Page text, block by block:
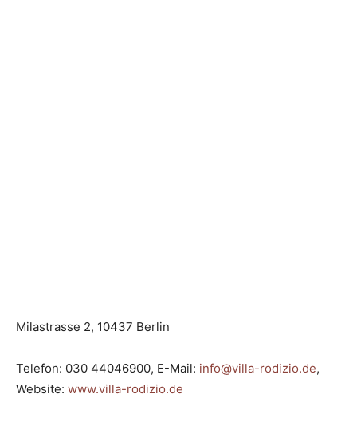
Milastrasse 2, 10437 Berlin
Telefon: 030 44046900, E-Mail: info@villa-rodizio.de,
Website: www.villa-rodizio.de